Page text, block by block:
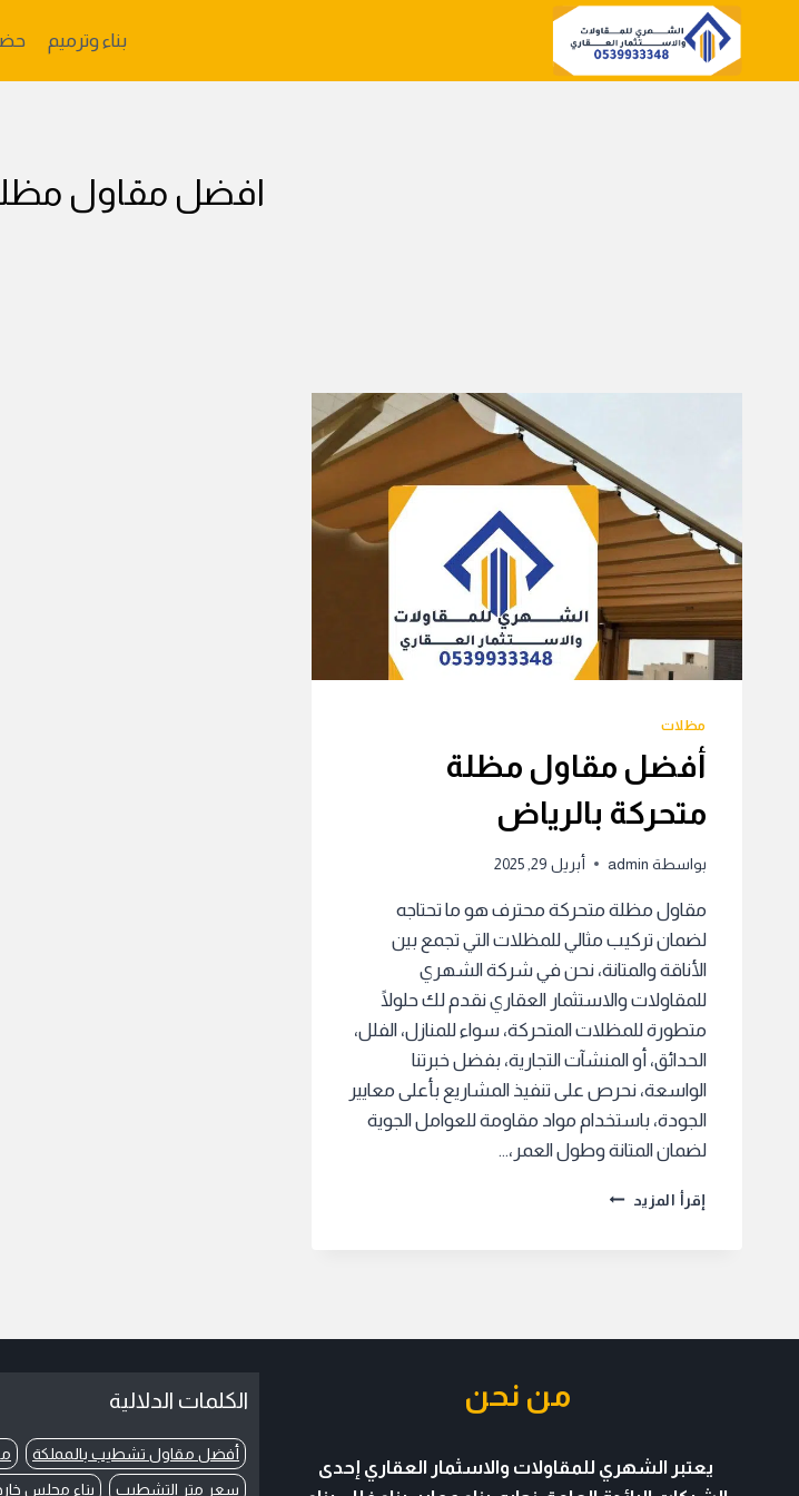
بناء وترميم
افضل مقاول
مظلات
أفضل مقاول مظلة
متحركة بالرياض
بواسطة admin أبريل 29, 2025
مقاول مظلة متحركة محترف هو ما تحتاجه
لضمان تركيب مثالي للمظلات التي تجمع بين
الأناقة والمتانة، نحن في شركة الشهري
للمقاولات والاستثمار العقاري نقدم لك حلولًا
متطورة للمظلات المتحركة، سواء للمنازل، الفلل،
الحدائق، أو المنشآت التجارية، بفضل خبرتنا
الواسعة، نحرص على تنفيذ المشاريع بأعلى معايير
الجودة، باستخدام مواد مقاومة للعوامل الجوية
لضمان المتانة وطول العمر،…
إقرأ المزيد أفضل
من نحن
يعتبر الشهري للمقاولات والاسثمار العقاري إحدى
الكلمات الدلالية
أفضل مقاول تشطيب بالمملكة
سعر متر التشطيب
بناء مجلس